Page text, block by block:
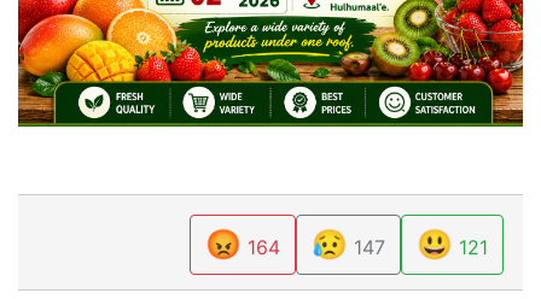
121
😃
147
😥
164
😡